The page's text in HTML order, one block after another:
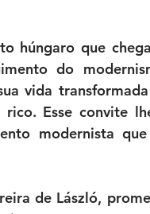
húngaro que
do
vida
Esse convite
modernista
de László,